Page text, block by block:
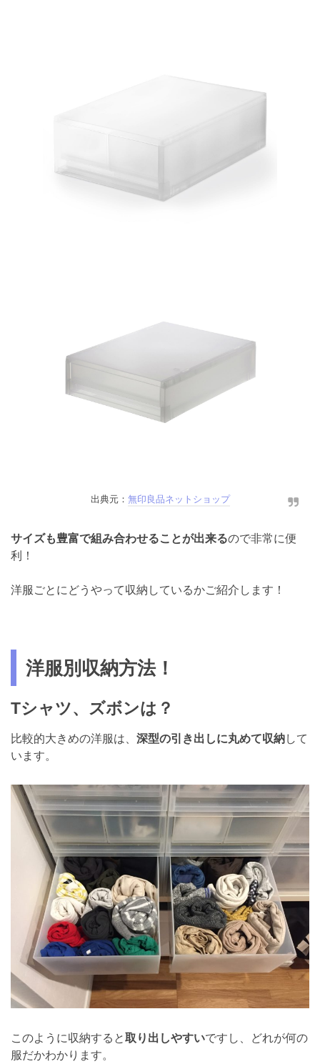
出典元： 無印良品ネットショップ
サイズも豊富で組み合わせることが出来るので非常に便
利！
洋服ごとにどうやって収納しているかご紹介します！
洋服別収納方法！
Tシャツ、ズボンは？
比較的大きめの洋服は、 深型の引き出しに丸めて収納して
います。
このように収納すると取り出しやすいですし、どれが何の
服だかわかります。